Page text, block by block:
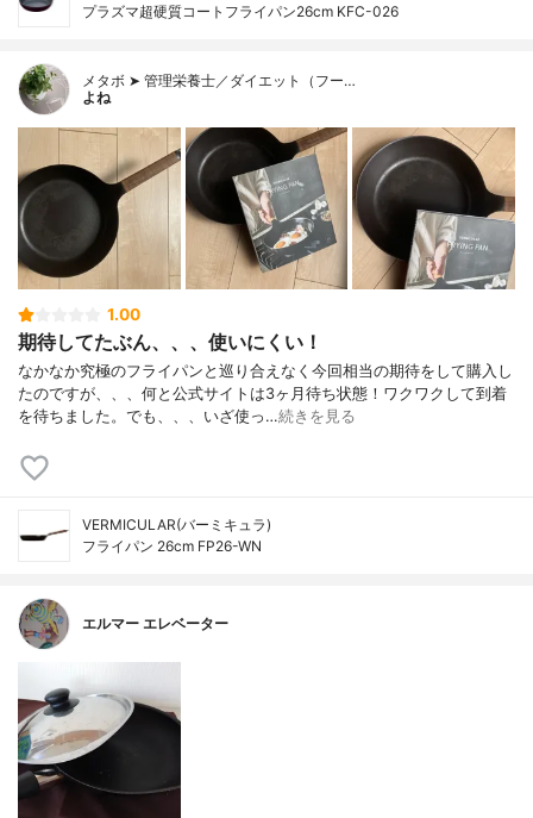
プラズマ超硬質コートフライパン26cm KFC-026
メタボ ➤ 管理栄養士／ダイエット（フー…
よね
1.00
期待してたぶん、、、使いにくい！
なかなか究極のフライパンと巡り合えなく今回相当の期待をして購入し
たのですが、、、何と公式サイトは3ヶ月待ち状態！ワクワクして到着
を待ちました。でも、、、いざ使っ…続きを見る
VERMICULAR(バーミキュラ)
フライパン 26cm FP26-WN
エルマー エレベーター